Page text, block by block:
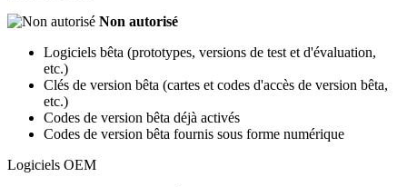
Non autorisé
Logiciels bêta (prototypes, versions de test et d'évaluation,
etc.)
Clés de version bêta (cartes et codes d'accès de version bêta,
etc.)
Codes de version bêta déjà activés
Codes de version bêta fournis sous forme numérique
Logiciels OEM